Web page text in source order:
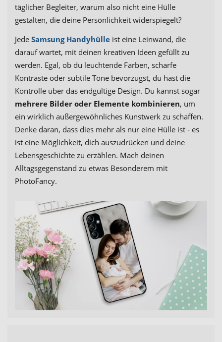
täglicher Begleiter, warum also nicht eine Hülle
gestalten, die deine Persönlichkeit widerspiegelt?
Jede Samsung Handyhülle ist eine Leinwand, die
darauf wartet, mit deinen kreativen Ideen gefüllt zu
werden. Egal, ob du leuchtende Farben, scharfe
Kontraste oder subtile Töne bevorzugst, du hast die
Kontrolle über das endgültige Design. Du kannst sogar
mehrere Bilder oder Elemente kombinieren, um
ein wirklich außergewöhnliches Kunstwerk zu schaffen.
Denke daran, dass dies mehr als nur eine Hülle ist - es
ist eine Möglichkeit, dich auszudrücken und deine
Lebensgeschichte zu erzählen. Mach deinen
Alltagsgegenstand zu etwas Besonderem mit
PhotoFancy.